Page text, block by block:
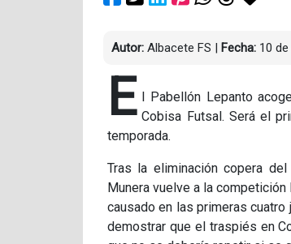
Autor: Albacete FS Fecha: 10
E
l Pabellón Lepanto
Cobisa Futsal. Será el
temporada.
Tras la eliminación copera
Munera vuelve a la
causado en las primeras
demostrar que el traspiés en